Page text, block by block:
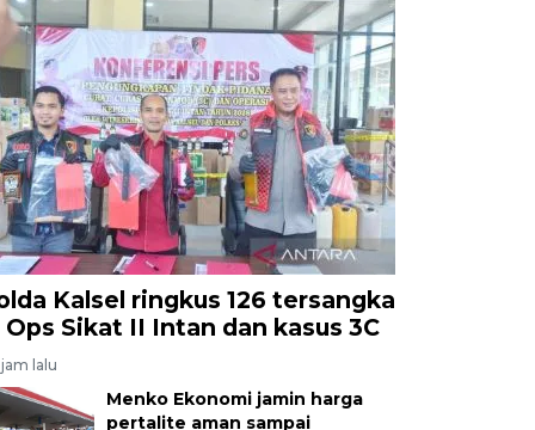
Kalsel ringkus 126 tersangka
Ops Sikat II Intan dan kasus 3C
lalu
Menko Ekonomi jamin harga
pertalite aman sampai